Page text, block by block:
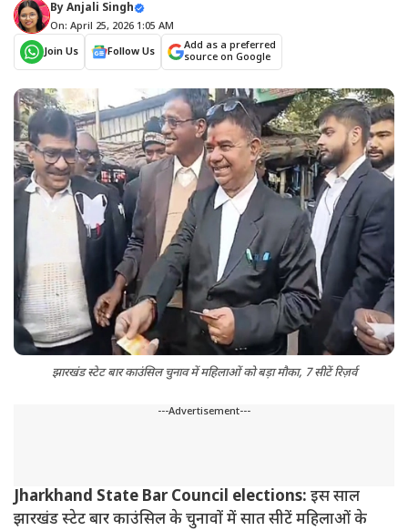
ByAnjali Singh
On: April 25, 2026 1:05 AM
Join Us
Follow Us
Add as a preferred
source on Google
झारखंड स्टेट बार काउंसिल चुनाव में महिलाओं को बड़ा मौका, 7 सीटें रिज़र्व
---Advertisement---
Jharkhand State Bar Council elections: इस साल
झारखंड स्टेट बार काउंसिल के चुनावों में सात सीटें महिलाओं के